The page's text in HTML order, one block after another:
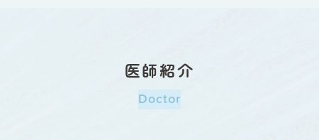
医師紹介
Doctor